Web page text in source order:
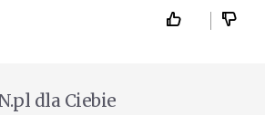
dla Ciebie